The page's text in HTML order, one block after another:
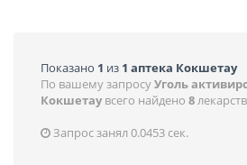
Показано 1 из 1 аптека Кокшетау
По вашему запросуУголь
Кокшетау всего найдено 8
Запрос занял 0.0453 сек.